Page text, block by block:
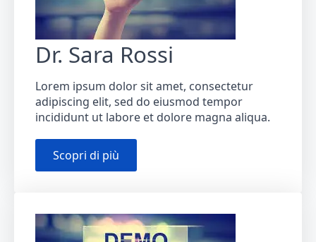
Dr. Sara Rossi
Lorem ipsum dolor sit amet, consectetur
adipiscing elit, sed do eiusmod tempor
incididunt ut labore et dolore magna aliqua.
Scopri di più